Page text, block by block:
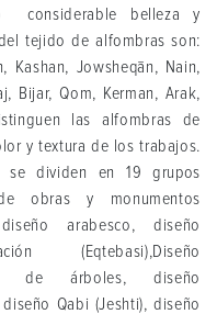
considerable belleza y
tejido de alfombras son:
Kashan, Jowsheqān, Nain,
Bijar, Qom, Kerman, Arak,
las alfombras de
y textura de los trabajos.
se dividen en 19 grupos
obras y monumentos
arabesco, diseño
(Eqtebasi),Diseño
de árboles, diseño
Qabi (Jeshti), diseño